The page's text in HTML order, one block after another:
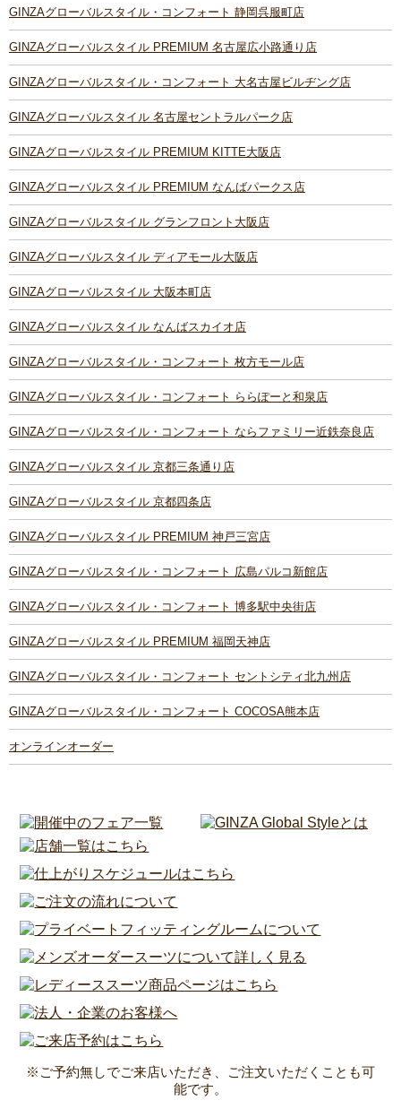
GINZAグローバルスタイル・コンフォート 静岡呉服町店
GINZAグローバルスタイル PREMIUM 名古屋広小路通り店
GINZAグローバルスタイル・コンフォート 大名古屋ビルヂング店
GINZAグローバルスタイル 名古屋セントラルパーク店
GINZAグローバルスタイル PREMIUM KITTE大阪店
GINZAグローバルスタイル PREMIUM なんばパークス店
GINZAグローバルスタイル グランフロント大阪店
GINZAグローバルスタイル ディアモール大阪店
GINZAグローバルスタイル 大阪本町店
GINZAグローバルスタイル なんばスカイオ店
GINZAグローバルスタイル・コンフォート 枚方モール店
GINZAグローバルスタイル・コンフォート ららぽーと和泉店
GINZAグローバルスタイル・コンフォート ならファミリー近鉄奈良店
GINZAグローバルスタイル 京都三条通り店
GINZAグローバルスタイル 京都四条店
GINZAグローバルスタイル PREMIUM 神戸三宮店
GINZAグローバルスタイル・コンフォート 広島パルコ新館店
GINZAグローバルスタイル・コンフォート 博多駅中央街店
GINZAグローバルスタイル PREMIUM 福岡天神店
GINZAグローバルスタイル・コンフォート セントシティ北九州店
GINZAグローバルスタイル・コンフォート COCOSA熊本店
オンラインオーダー
※ご予約無しでご来店いただき、ご注文いただくことも可
能です。